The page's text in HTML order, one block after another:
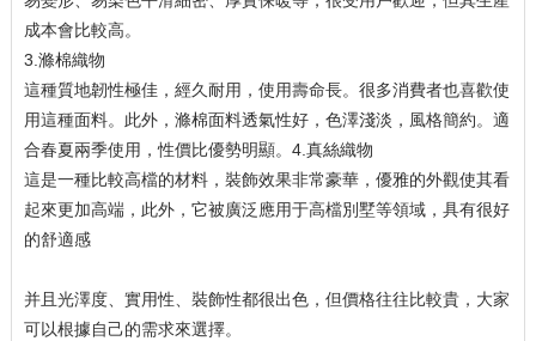
成本會比較高。
3.滌棉織物
這種質地韌性極佳，經久耐用，使用壽命長。很多消費者也喜歡使
用這種面料。此外，滌棉面料透氣性好，色澤淺淡，風格簡約。適
合春夏兩季使用，性價比優勢明顯。4.真絲織物
這是一種比較高檔的材料，裝飾效果非常豪華，優雅的外觀使其看
起來更加高端，此外，它被廣泛應用于高檔別墅等領域，具有很好
的舒適感
并且光澤度、實用性、裝飾性都很出色，但價格往往比較貴，大家
可以根據自己的需求來選擇。